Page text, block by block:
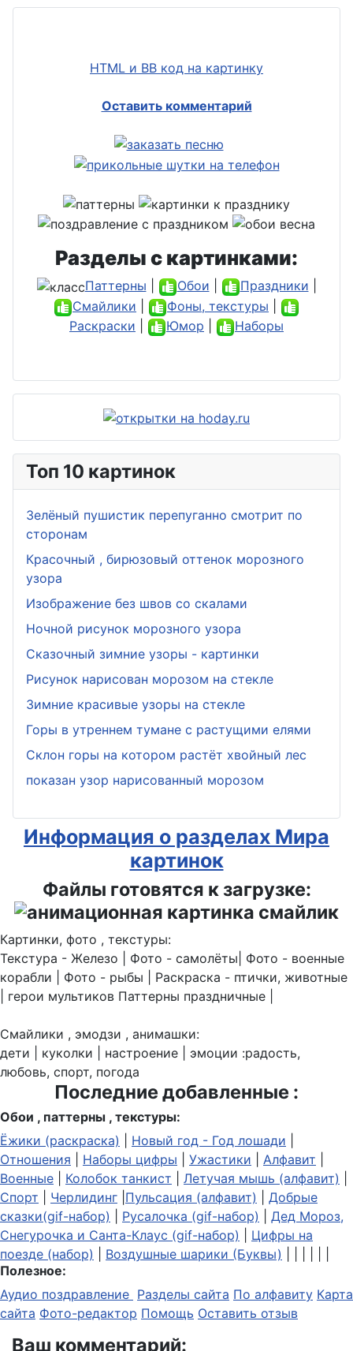
HTML и BB код на картинку
Оставить комментарий
Разделы с картинками:
Паттерны Обои Праздники
Смайлики
Фоны, текстуры
Раскраски
Юмор Наборы
Топ 10 картинок
Зелёный пушистик перепуганно смотрит по
сторонам
Красочный , бирюзовый оттенок морозного
узора
Изображение без швов со скалами
Ночной рисунок морозного узора
Сказочный зимние узоры - картинки
Рисунок нарисован морозом на стекле
Зимние красивые узоры на стекле
Горы в утреннем тумане с растущими елями
Склон горы на котором растёт хвойный лес
показан узор нарисованный морозом
Информация о разделах Мира
картинок
Файлы готовятся к загрузке:
Картинки, фото , текстуры:
Текстура - Железо | Фото - самолёты| Фото - военные
корабли | Фото - рыбы | Раскраска - птички, животные
| герои мультиков Паттерны праздничные |
Смайлики , эмодзи , анимашки:
дети | куколки | настроение | эмоции :радость,
любовь, спорт, погода
Последние добавленные :
Обои , паттерны , текстуры:
Ёжики (раскраска)
Новый год - Год лошади
Отношения
Наборы цифры Ужастики Алфавит
Военные
Колобок танкист Летучая мышь (алфавит)
Спорт
Черлидинг Пульсация (алфавит)
Добрые
сказки(gif-набор)
Русалочка (gif-набор)
Дед Мороз,
Снегурочка и Санта-Клаус (gif-набор)
Цифры на
поезде (набор)
Воздушные шарики (Буквы)
Полезное:
Аудио поздравление Разделы сайта По алфавиту Карта
сайта Фото-редактор Помощь Оставить отзыв
Ваш комментарий: